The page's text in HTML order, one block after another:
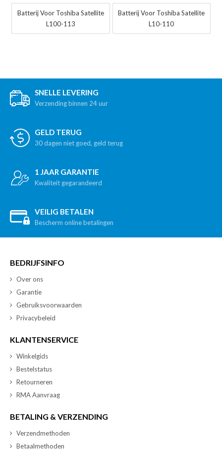
Batterij Voor Toshiba Satellite
L100-113
Batterij Voor Toshiba Satellite
L10-110
SNELLE LEVERING
Verzending binnen 24 uur
GELD TERUG
30 dagen niet goed, geld terug
1 JAAR GARANTIE
Kwaliteit gegarandeerd
VEILIG BETALEN
Bescherm online betalingen
BEDRIJFSINFO
Over ons
Garantie
Gebruiksvoorwaarden
Privacybeleid
KLANTENSERVICE
Winkelgids
Bestelstatus
Retourneren
RMA Aanvraag
BETALING & VERZENDING
Verzendmethoden
Betaalmethoden